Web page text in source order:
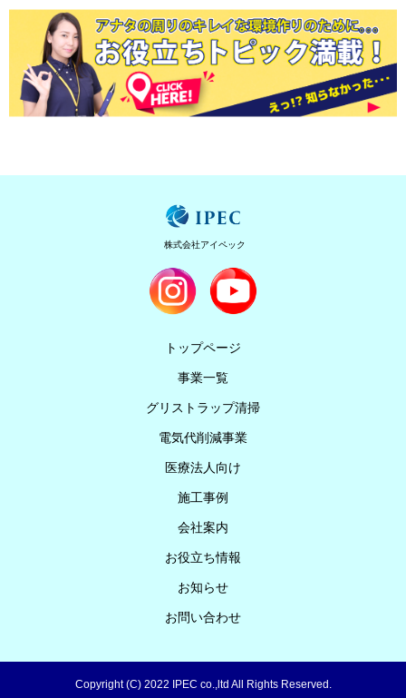
株式会社アイペック
トップページ
事業一覧
グリストラップ清掃
電気代削減事業
医療法人向け
施工事例
会社案内
お役立ち情報
お知らせ
お問い合わせ
Copyright (C) 2022 IPEC co.,ltd All Rights Reserved.